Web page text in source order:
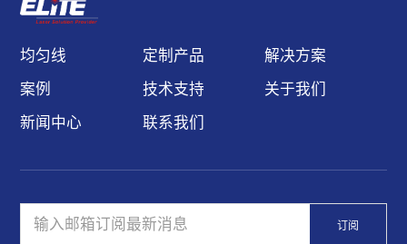
均匀线 定制产品
解决方案
案例
技术支持
关于我们
新闻中心
联系我们
订阅